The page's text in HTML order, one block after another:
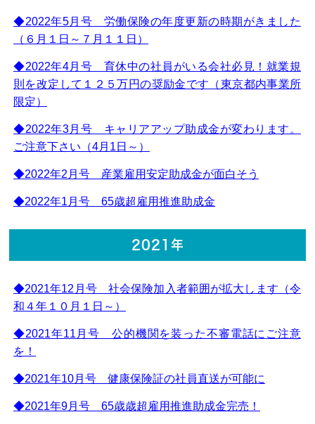
◆2022年5月号 労働保険の年度更新の時期がきました
（６月１日～７月１１日）
◆2022年4月号 育休中の社員がいる会社必見！就業規
則を改定して１２５万円の奨励金です（東京都内事業所
限定）
◆2022年3月号 キャリアアップ助成金が変わります。
ご注意下さい（4月1日～）
◆2022年2月号 産業雇用安定助成金が面白そう
◆2022年1月号 65歳超雇用推進助成金
2021年
◆2021年12月号 社会保険加入者範囲が拡大します（令
和４年１０月１日～）
◆2021年11月号 公的機関を装った不審電話にご注意
を！
◆2021年10月号 健康保険証の社員直送が可能に
◆2021年9月号 65歳歳超雇用推進助成金完売！